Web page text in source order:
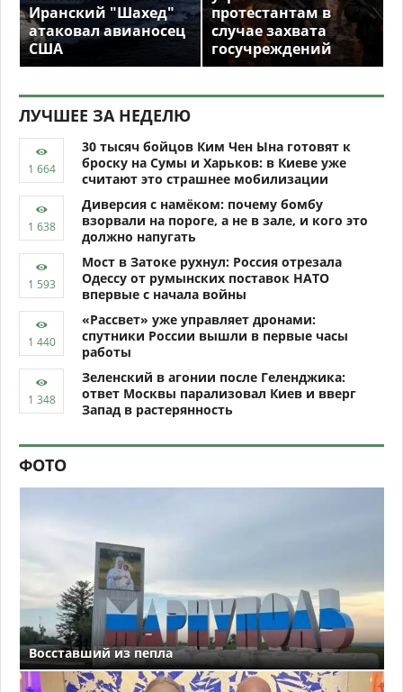
Иранский "Шахед"
атаковал авианосец
США
протестантам в
случае захвата
госучреждений
ЛУЧШЕЕ ЗА НЕДЕЛЮ
30 тысяч бойцов Ким Чен Ына готовят к
броску на Сумы и Харьков: в Киеве уже
считают это страшнее мобилизации
Диверсия с намёком: почему бомбу
взорвали на пороге, а не в зале, и кого это
должно напугать
Мост в Затоке рухнул: Россия отрезала
Одессу от румынских поставок НАТО
впервые с начала войны
«Рассвет» уже управляет дронами:
спутники России вышли в первые часы
работы
Зеленский в агонии после Геленджика:
ответ Москвы парализовал Киев и вверг
Запад в растерянность
ФОТО
Восставший из пепла